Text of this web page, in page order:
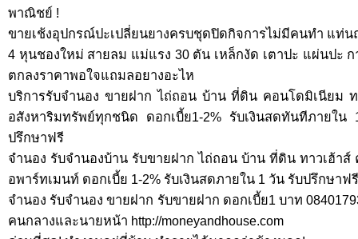
พาณิชย์ !
ขายเช้งอุปกรณ์ปะเปลี่ยนยางครบชุดปิดกิจการไม่มีคนทำ แท่
4 หุนชองใหม่ สายลม แม่แรง 30 ตัน เหล็กงัด เตาปะ แผ่นปะ ก
ตกลงราคาพอใจแถมลอยางอะไห
บริการรับจำนอง ขายฝาก ไถ่ถอน บ้าน ที่ดิน คอนโดมิเนียม
อสังหาริมทรัพย์ทุกชนิด ดอกเบี้ย1-2% รับเงินสดทันทีภาย
ปรึกษาฟรี
จำนอง รับจำนองบ้าน รับขายฝาก ไถ่ถอน บ้าน ที่ดิน ทาวเฮ้า
อพาร์ทเมนท์ ดอกเบี้ย 1-2% รับเงินสดภายใน 1 วัน รับปรึกษาฟรี
จำนอง รับจำนอง ขายฝาก รับขายฝาก ดอกเบี้ย1 บาท
คนกลางและนายหน้า http://moneyandhouse.com